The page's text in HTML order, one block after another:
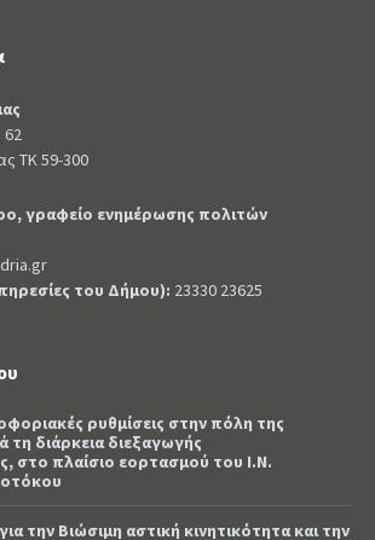
62
ΤΚ 59-300
γραφείο ενημέρωσης πολιτών
του Δήμου): 23330 23625
ρυθμίσεις στην πόλη της
τη διάρκεια διεξαγωγής
στο πλαίσιο εορτασμού του Ι.Ν.
την Βιώσιμη αστική κινητικότητα και την